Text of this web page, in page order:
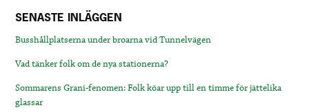
SENASTE INLÄGGEN
Busshållplatserna under broarna vid Tunnelvägen
Vad tänker folk om de nya stationerna?
Sommarens Grani-fenomen: Folk köar upp till en timme för jättelika
glassar